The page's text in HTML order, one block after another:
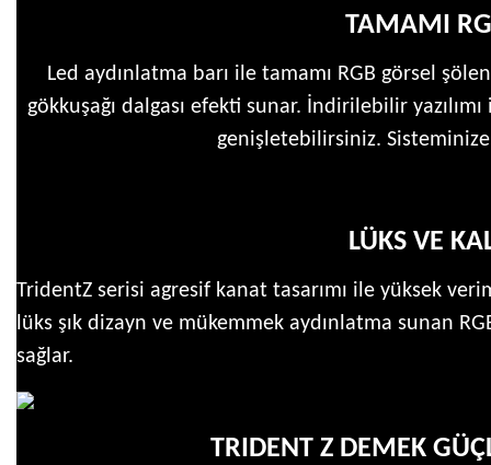
TAMAMI
Led aydınlatma barı ile tamamı RGB görsel
gökkuşağı dalgası efekti sunar. İndirilebilir
genişletebilirsiniz.
LÜKS VE
TridentZ serisi agresif kanat tasarımı ile yüksek
lüks şık dizayn ve mükemmek aydınlatma sunan
sağlar.
TRIDENT Z DEMEK